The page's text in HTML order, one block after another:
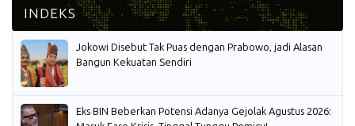
Jokowi Disebut Tak Puas dengan Prabowo, jadi Alasan
Bangun Kekuatan Sendiri
Eks BIN Beberkan Potensi Adanya Gejolak Agustus 2026: